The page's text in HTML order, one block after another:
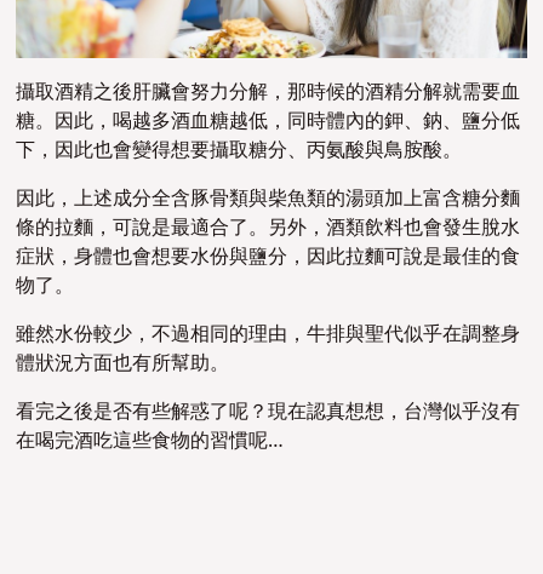
攝取酒精之後肝臟會努力分解，那時候的酒精分解就需要血
糖。因此，喝越多酒血糖越低，同時體內的鉀、鈉、鹽分低
下，因此也會變得想要攝取糖分、丙氨酸與鳥胺酸。
因此，上述成分全含豚骨類與柴魚類的湯頭加上富含糖分麵
條的拉麵，可說是最適合了。另外，酒類飲料也會發生脫水
症狀，身體也會想要水份與鹽分，因此拉麵可說是最佳的食
物了。
雖然水份較少，不過相同的理由，牛排與聖代似乎在調整身
體狀況方面也有所幫助。
看完之後是否有些解惑了呢？現在認真想想，台灣似乎沒有
在喝完酒吃這些食物的習慣呢…